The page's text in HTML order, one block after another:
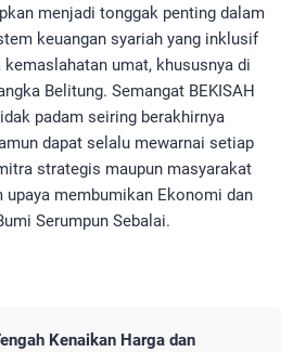
menjadi tonggak penting dalam
keuangan syariah yang inklusif
umat, khususnya di
Belitung. Semangat BEKISAH
padam seiring berakhirnya
dapat selalu mewarnai setiap
strategis maupun masyarakat
upaya membumikan Ekonomi dan
Serumpun Sebalai.
Kenaikan Harga dan